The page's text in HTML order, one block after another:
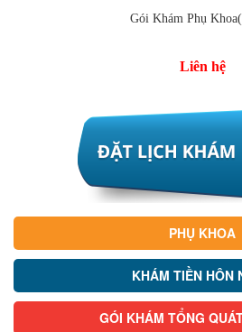
Gói Khám Phụ
Liên hệ
PHỤ KHOA
KHÁM TIỀN HÔN
GÓI KHÁM TỔNG